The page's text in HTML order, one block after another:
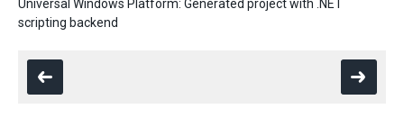
Universal Windows Platform: Generated project with .NET
scripting backend